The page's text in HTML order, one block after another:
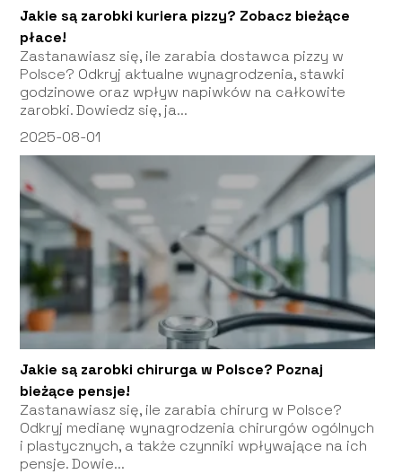
Jakie są zarobki kuriera pizzy? Zobacz bieżące
płace!
Zastanawiasz się, ile zarabia dostawca pizzy w
Polsce? Odkryj aktualne wynagrodzenia, stawki
godzinowe oraz wpływ napiwków na całkowite
zarobki. Dowiedz się, ja...
2025-08-01
Jakie są zarobki chirurga w Polsce? Poznaj
bieżące pensje!
Zastanawiasz się, ile zarabia chirurg w Polsce?
Odkryj medianę wynagrodzenia chirurgów ogólnych
i plastycznych, a także czynniki wpływające na ich
pensje. Dowie...